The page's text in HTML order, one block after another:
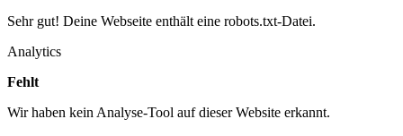
Sehr gut! Deine Webseite enthält eine robots.txt-Datei.
Analytics
Fehlt
Wir haben kein Analyse-Tool auf dieser Website erkannt.